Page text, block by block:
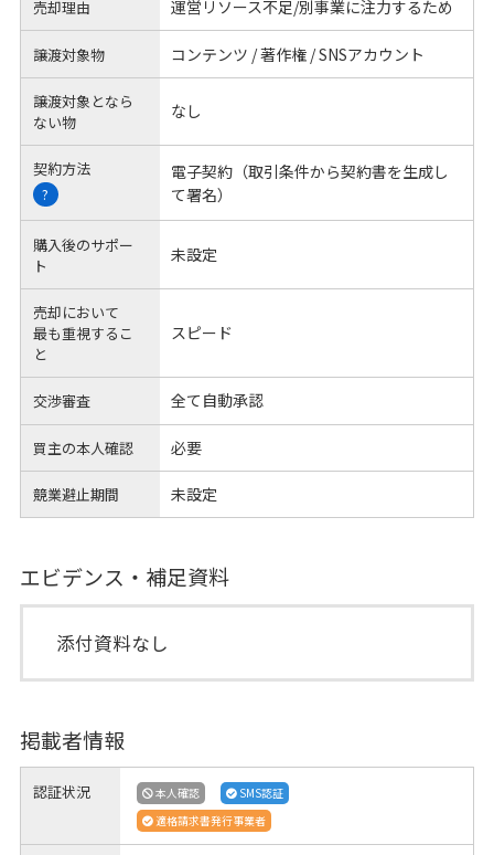
売却理由 運営リソース不足/別事業に注力するため
譲渡対象物 コンテンツ / 著作権 / SNSアカウント
譲渡対象となら
ない物
なし
契約方法
?
電子契約（取引条件から契約書を生成し
て署名）
購入後のサポー
ト
未設定
売却において
最も重視するこ
と
スピード
交渉審査 全て自動承認
買主の本人確認 必要
競業避止期間 未設定
エビデンス・補足資料
添付資料なし
掲載者情報
認証状況 本人確認
SMS認証
適格請求書発行事業者